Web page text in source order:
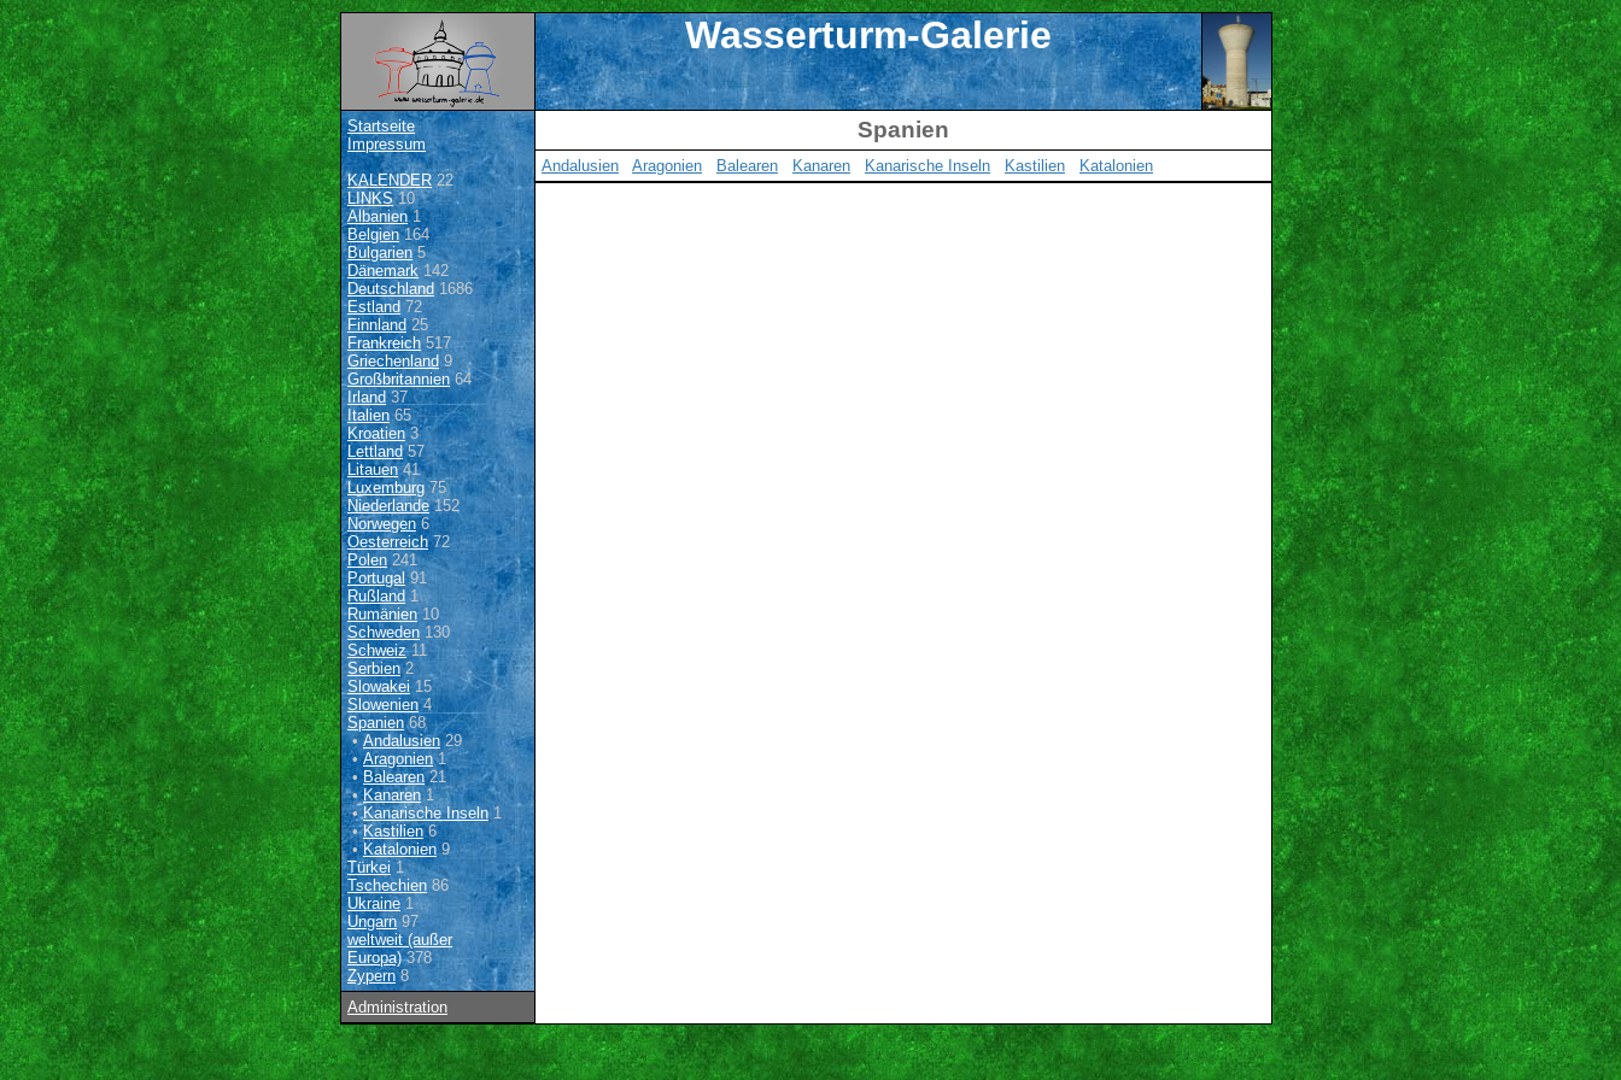
Wasserturm-Galerie
Startseite
Impressum
KALENDER22
LINKS10
Albanien1
Belgien164
Bulgarien 5
Dänemark142
Deutschland 1686
Estland 72
Finnland 25
Frankreich517
Griechenland9
Großbritannien64
Irland 37
Italien65
Kroatien3
Lettland57
Litauen41
Luxemburg 75
Niederlande152
Norwegen6
Oesterreich72
Polen 241
Portugal91
Rußland 1
Rumänien10
Schweden 130
Schweiz11
Serbien2
Slowakei15
Slowenien4
Spanien68
• Andalusien 29
•Aragonien1
•Balearen21
•Kanaren1
•Kanarische Inseln1
•Kastilien6
•Katalonien9
Türkei 1
Tschechien 86
Ukraine 1
Ungarn97
weltweit (außer
Europa)378
Zypern8
Administration
Spanien
Andalusien Aragonien Balearen Kanaren Kanarische Inseln Kastilien Katalonien